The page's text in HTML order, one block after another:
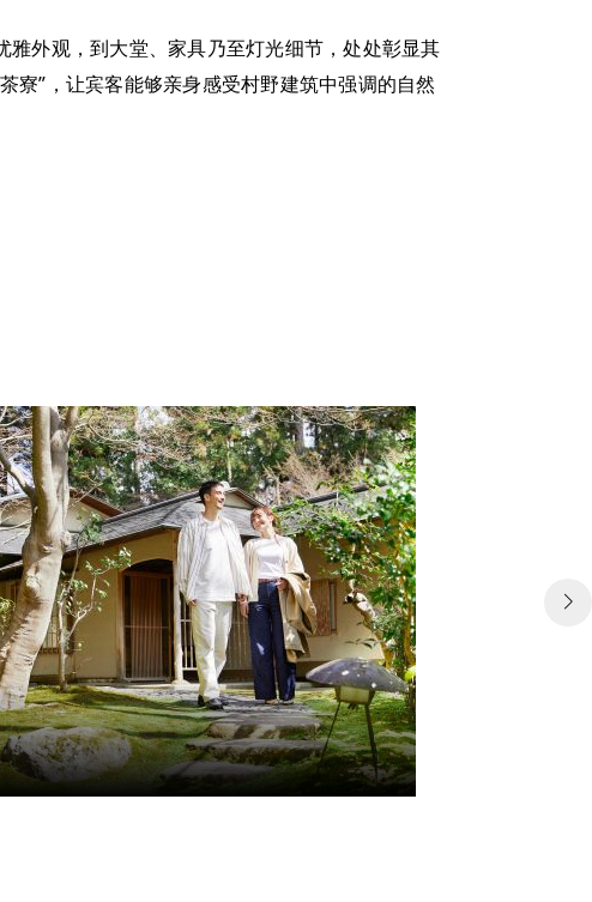
外观，到大堂、家具乃至灯光细节，处处彰显其
寮”，让宾客能够亲身感受村野建筑中强调的自然